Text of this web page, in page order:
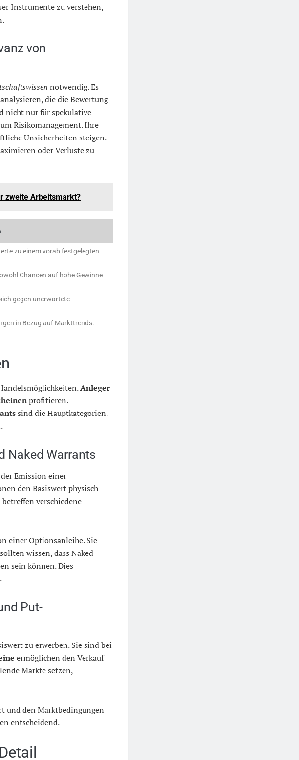
Instrumente zu verstehen,
von
notwendig. Es
die die Bewertung
nicht nur für spekulative
Risikomanagement. Ihre
Unsicherheiten steigen.
oder Verluste zu
zweite Arbeitsmarkt?
zu einem vorab festgelegten
Chancen auf hohe Gewinne
gegen unerwartete
in Bezug auf Markttrends.
Anleger
profitieren.
sind die Hauptkategorien.
Naked Warrants
Emission einer
den Basiswert physisch
verschiedene
einer Optionsanleihe. Sie
wissen, dass Naked
sein können. Dies
Put-
zu erwerben. Sie sind bei
ermöglichen den Verkauf
Märkte setzen,
und den Marktbedingungen
entscheidend.